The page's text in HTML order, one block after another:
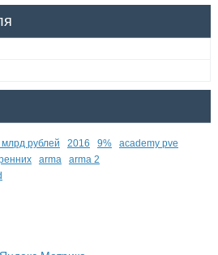
млрд рублей 2016 9%
academy pve
arma
arma 2